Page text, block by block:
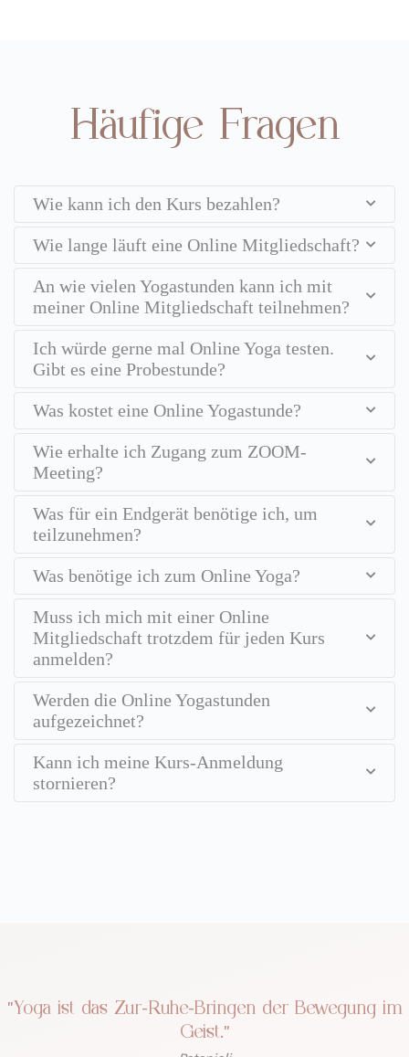
Häufige Fragen
Wie kann ich den Kurs bezahlen?
Wie lange läuft eine Online Mitgliedschaft?
An wie vielen Yogastunden kann ich mit
meiner Online Mitgliedschaft teilnehmen?
Ich würde gerne mal Online Yoga testen.
Gibt es eine Probestunde?
Was kostet eine Online Yogastunde?
Wie erhalte ich Zugang zum ZOOM-
Meeting?
Was für ein Endgerät benötige ich, um
teilzunehmen?
Was benötige ich zum Online Yoga?
Muss ich mich mit einer Online
Mitgliedschaft trotzdem für jeden Kurs
anmelden?
Werden die Online Yogastunden
aufgezeichnet?
Kann ich meine Kurs-Anmeldung
stornieren?
"Yoga ist das Zur-Ruhe-Bringen der Bewegung im
Geist."